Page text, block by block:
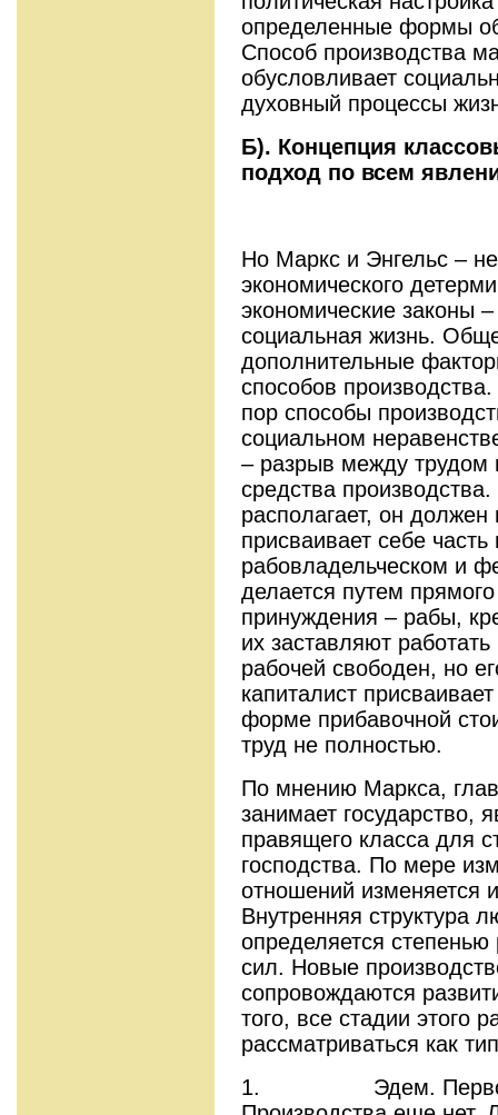
определенные формы
Способ производства
обусловливает
духовный процессы
Б). Концепция
подход по всем
Но Маркс и Энгельс –
экономического
экономические законы
социальная жизнь.
дополнительные
способов
пор способы
социальном
– разрыв между трудом
средства
располагает, он должен
присваивает себе
рабовладельческом и
делается путем
принуждения – рабы,
их заставляют
рабочей свободен, но
капиталист
форме прибавочной
труд не полностью.
По мнению Маркса,
занимает государство,
правящего класса для
господства. По мере
отношений изменяется
Внутренняя структура
определяется
сил. Новые
сопровождаются
того, все стадии этого
рассматриваться как
1. Эдем.